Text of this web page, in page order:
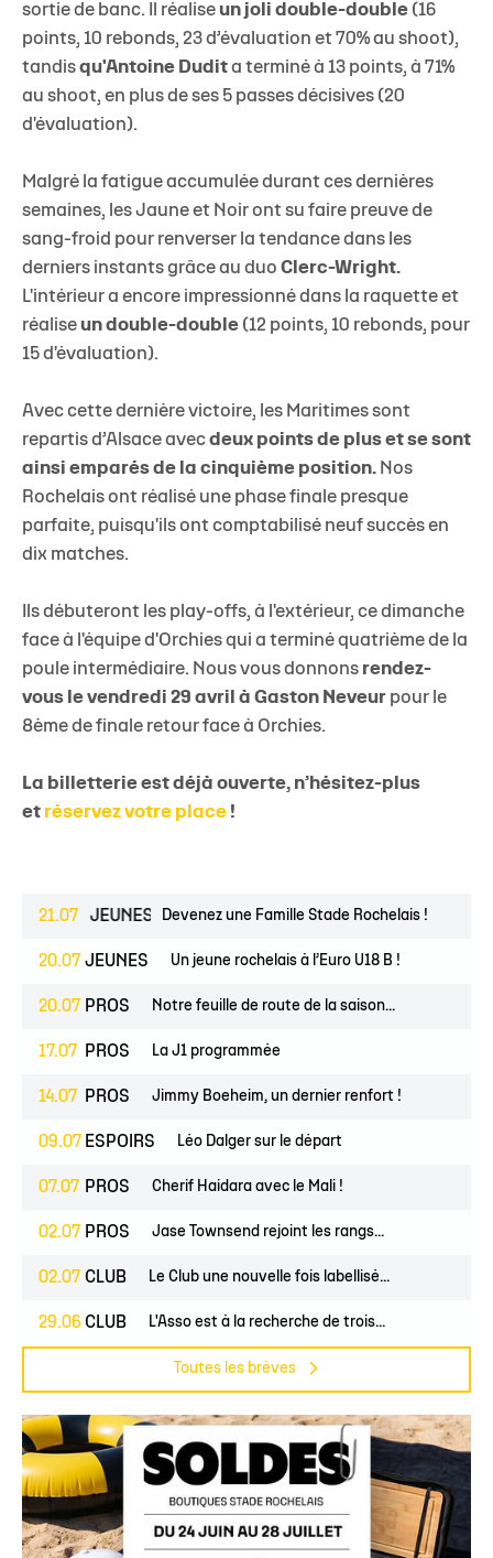
sortie de banc. Il réalise un joli double-double (16
points, 10 rebonds, 23 d’évaluation et 70% au shoot),
tandis qu'Antoine Dudit a terminé à 13 points, à 71%
au shoot, en plus de ses 5 passes décisives (20
d'évaluation).
Malgré la fatigue accumulée durant ces dernières
semaines, les Jaune et Noir ont su faire preuve de
sang-froid pour renverser la tendance dans les
derniers instants grâce au duo Clerc-Wright.
L'intérieur a encore impressionné dans la raquette et
réalise un double-double (12 points, 10 rebonds, pour
15 d'évaluation).
Avec cette dernière victoire, les Maritimes sont
repartis d’Alsace avec deux points de plus et se sont
ainsi emparés de la cinquième position. Nos
Rochelais ont réalisé une phase finale presque
parfaite, puisqu'ils ont comptabilisé neuf succès en
dix matches.
Ils débuteront les play-offs, à l'extérieur, ce dimanche
face à l'équipe d'Orchies qui a terminé quatrième de la
poule intermédiaire. Nous vous donnons rendez-
vous le vendredi 29 avril à Gaston Neveur pour le
8ème de finale retour face à Orchies.
La billetterie est déjà ouverte, n’hésitez-plus
et réservez votre place !
21.07JEUNES Devenez une Famille Stade Rochelais !
20.07 JEUNES Un jeune rochelais à l’Euro U18 B !
20.07 PROS Notre feuille de route de la saison...
17.07 PROS La J1 programmée
14.07 PROS Jimmy Boeheim, un dernier renfort !
09.07 ESPOIRS Léo Dalger sur le départ
07.07 PROS Cherif Haidara avec le Mali !
02.07 PROS Jase Townsend rejoint les rangs...
02.07 CLUB Le Club une nouvelle fois labellisé...
29.06 CLUB L'Asso est à la recherche de trois...
Toutes les brèves